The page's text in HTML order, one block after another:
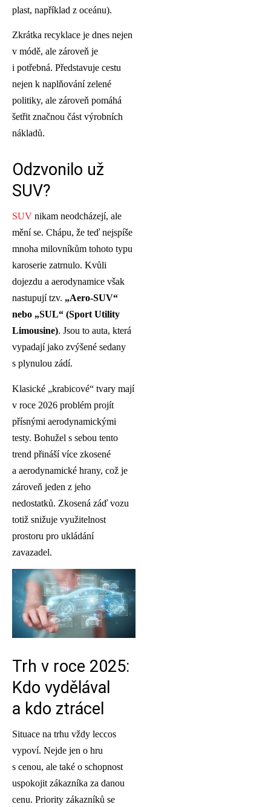
plast, například z oceánu).
Zkrátka recyklace je dnes nejen
v módě, ale zároveň je
i potřebná. Představuje cestu
nejen k naplňování zelené
politiky, ale zároveň pomáhá
šetřit značnou část výrobních
nákladů.
Odzvonilo už
SUV?
SUV nikam neodcházejí, ale
mění se. Chápu, že teď nejspíše
mnoha milovníkům tohoto typu
karoserie zatrnulo. Kvůli
dojezdu a aerodynamice však
nastupují tzv. „Aero-SUV“
nebo „SUL“ (Sport Utility
Limousine). Jsou to auta, která
vypadají jako zvýšené sedany
s plynulou zádí.
Klasické „krabicové“ tvary mají
v roce 2026 problém projít
přísnými aerodynamickými
testy. Bohužel s sebou tento
trend přináší více zkosené
a aerodynamické hrany, což je
zároveň jeden z jeho
nedostatků. Zkosená záď vozu
totiž snižuje využitelnost
prostoru pro ukládání
zavazadel.
Trh v roce 2025:
Kdo vydělával
a kdo ztrácel
Situace na trhu vždy leccos
vypoví. Nejde jen o hru
s cenou, ale také o schopnost
uspokojit zákazníka za danou
cenu. Priority zákazníků se